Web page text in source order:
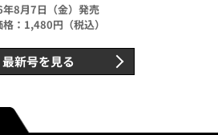
8月7日（金）発売
：1,480円（税込）
最新号を見る